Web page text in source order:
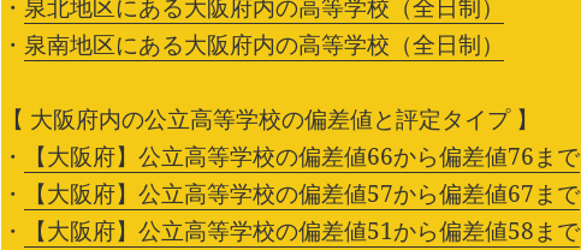
・ 泉北地区にある大阪府内の高等学校（全日制）
・ 泉南地区にある大阪府内の高等学校（全日制）
【 大阪府内の公立高等学校の偏差値と評定タイプ 】
・
【大阪府】公立高等学校の偏差値66から偏差値76まで
・
【大阪府】公立高等学校の偏差値57から偏差値67まで
・
【大阪府】公立高等学校の偏差値51から偏差値58まで